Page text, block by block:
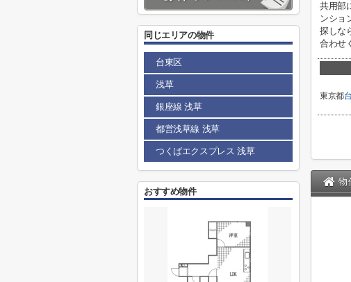
共用部
ンショ
探しな
合わせ
東京都
物
同じエリアの物件
台東区
浅草
銀座線 浅草
都営浅草線 浅草
つくばエクスプレス 浅草
おすすめ物件